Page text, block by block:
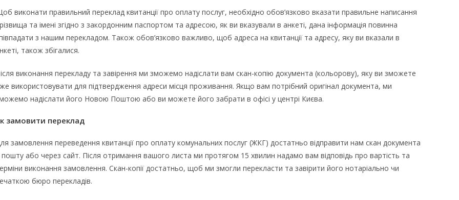
виконати правильний переклад квитанції про оплату послуг, необхідно обов’язково вказати правильне написання
та імені згідно з закордонним паспортом та адресою, як ви вказували в анкеті, дана інформація повинна
з нашим перекладом. Також обов’язково важливо, щоб адреса на квитанції та адресу, яку ви вказали в
також збігалися.
виконання перекладу та завірення ми зможемо надіслати вам скан-копію документа (кольорову), яку ви зможете
використовувати для підтвердження адреси місця проживання. Якщо вам потрібний оригінал документа, ми
надіслати його Новою Поштою або ви можете його забрати в офісі у центрі Києва.
замовити переклад
замовлення переведення квитанції про оплату комунальних послуг (ЖКГ) достатньо відправити нам скан документа
або через сайт. Після отримання вашого листа ми протягом 15 хвилин надамо вам відповідь про вартість та
виконання замовлення. Скан-копії достатньо, щоб ми змогли перекласти та завірити його нотаріально чи
бюро перекладів.